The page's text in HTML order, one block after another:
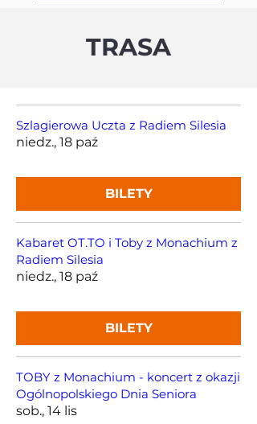
TRASA
Szlagierowa Uczta z Radiem Silesia
niedz., 18 paź
BILETY
Kabaret OT.TO i Toby z Monachium z
Radiem Silesia
niedz., 18 paź
BILETY
TOBY z Monachium - koncert z okazji
Ogólnopolskiego Dnia Seniora
sob., 14 lis